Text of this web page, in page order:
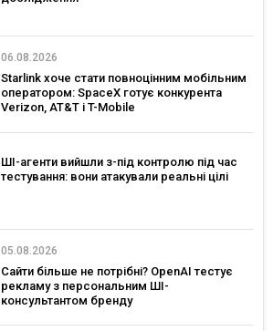
06.08.2026
Starlink хоче стати повноцінним мобільним
оператором: SpaceX готує конкурента
Verizon, AT&T і T-Mobile
ШІ-агенти вийшли з-під контролю під час
тестування: вони атакували реальні цілі
05.08.2026
Сайти більше не потрібні? OpenAI тестує
рекламу з персональним ШІ-
консультантом бренду